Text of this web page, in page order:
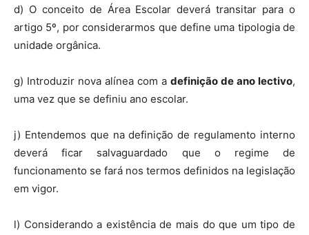
d) O conceito de Área Escolar deverá transitar para o
artigo 5º, por considerarmos que define uma tipologia de
unidade orgânica.
g) Introduzir nova alínea com a definição de ano lectivo,
uma vez que se definiu ano escolar.
j) Entendemos que na definição de regulamento interno
deverá ficar salvaguardado que o regime de
funcionamento se fará nos termos definidos na legislação
em vigor.
l) Considerando a existência de mais do que um tipo de